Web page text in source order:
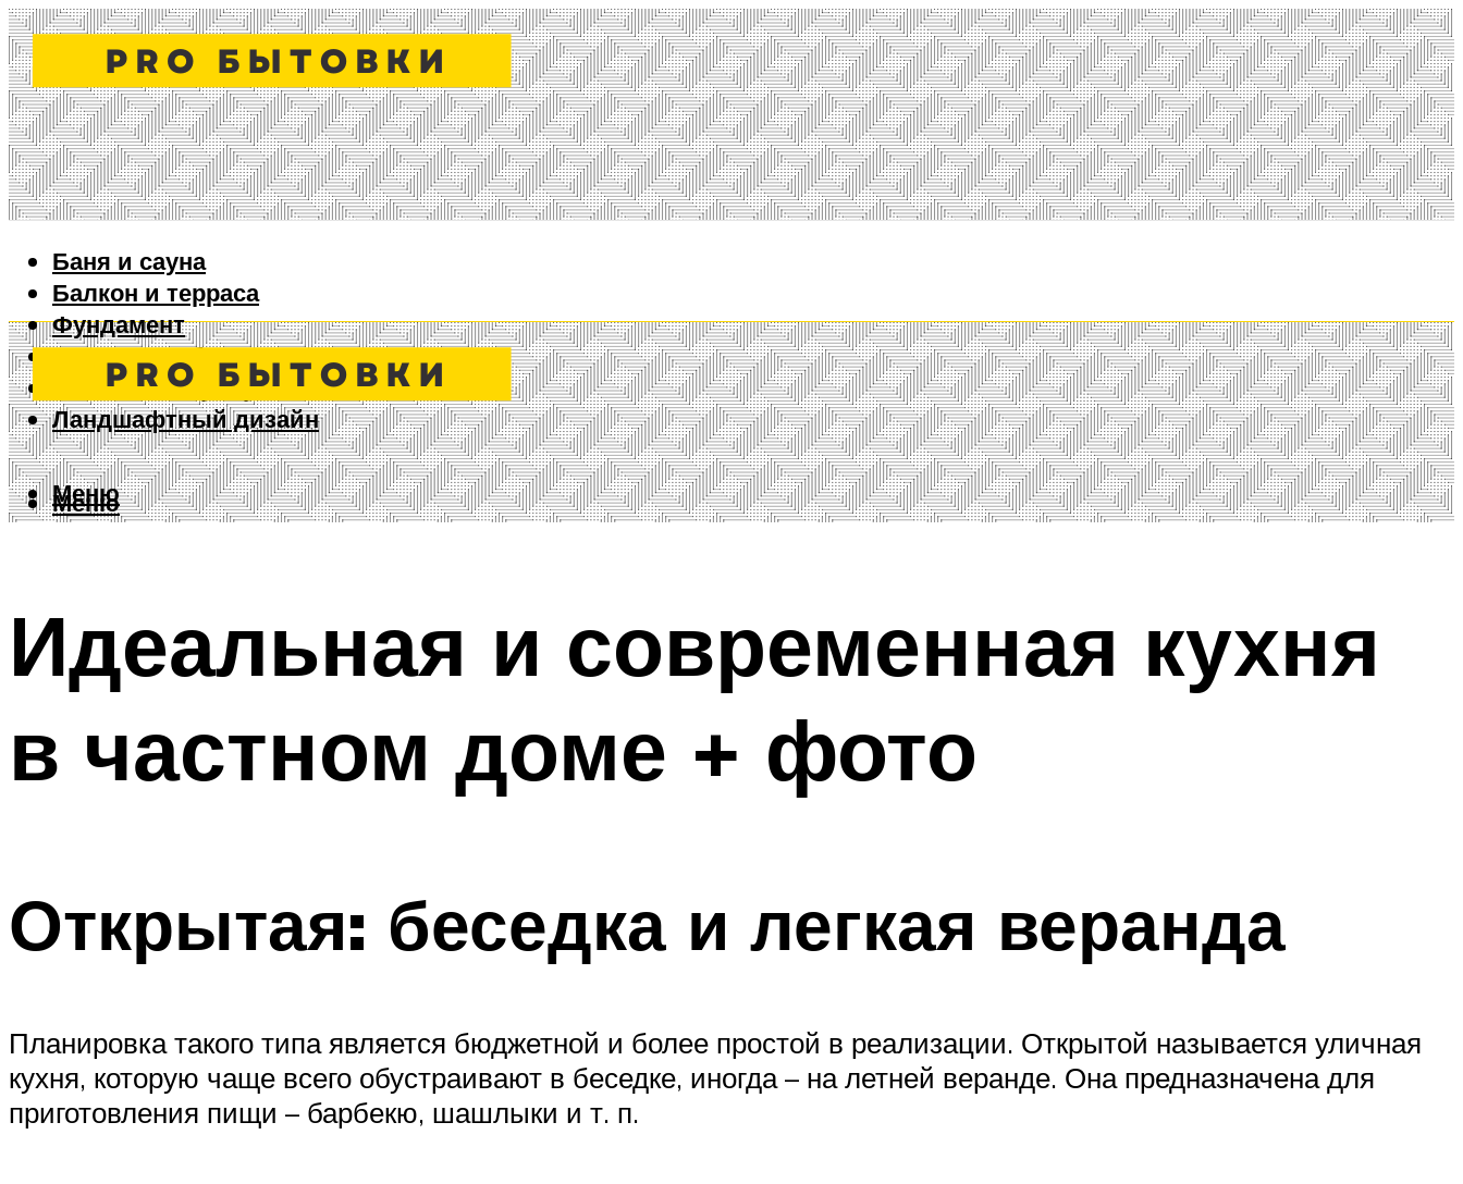
Баня и сауна
Балкон и терраса
Фундамент
Ворота и забор
Дизайн интерьера
Ландшафтный дизайн
Меню
Меню
Идеальная и современная кухня
в частном доме + фото
Открытая: беседка и легкая веранда
Планировка такого типа является бюджетной и более простой в реализации. Открытой называется уличная
кухня, которую чаще всего обустраивают в беседке, иногда – на летней веранде. Она предназначена для
приготовления пищи – барбекю, шашлыки и т. п.